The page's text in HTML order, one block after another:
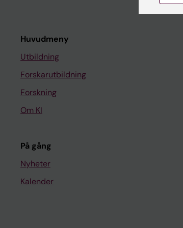
Huvudmeny
Utbildning
Forskarutbildning
Forskning
Om KI
På gång
Nyheter
Kalender